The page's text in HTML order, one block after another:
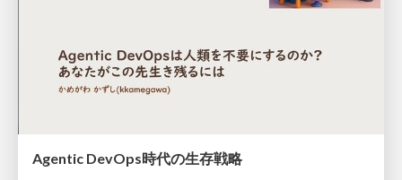
Agentic DevOps時代の生存戦略